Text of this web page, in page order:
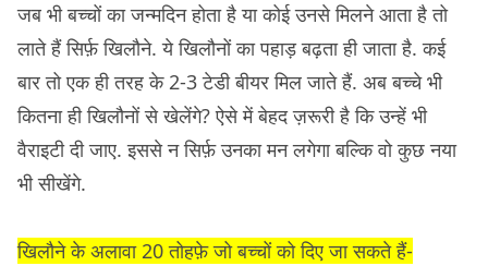
जब भी बच्चों का जन्मदिन होता है या कोई उनसे मिलने आता है तो
लाते हैं सिर्फ़ खिलौने. ये खिलौनों का पहाड़ बढ़ता ही जाता है. कई
बार तो एक ही तरह के 2-3 टेडी बीयर मिल जाते हैं. अब बच्चे भी
कितना ही खिलौनों से खेलेंगे? ऐसे में बेहद ज़रूरी है कि उन्हें भी
वैराइटी दी जाए. इससे न सिर्फ़ उनका मन लगेगा बल्कि वो कुछ नया
भी सीखेंगे.
खिलौने के अलावा 20 तोहफ़े जो बच्चों को दिए जा सकते हैं-